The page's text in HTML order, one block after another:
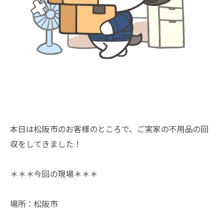
本日は松阪市のお客様のところで、ご実家の不用品の回
収をしてきました！
＊＊＊今回の現場＊＊＊
場所：松阪市